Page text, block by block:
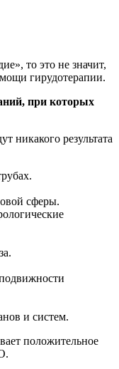
то это не значит,
гирудотерапии.
при которых
никакого результата
сферы.
и систем.
положительное